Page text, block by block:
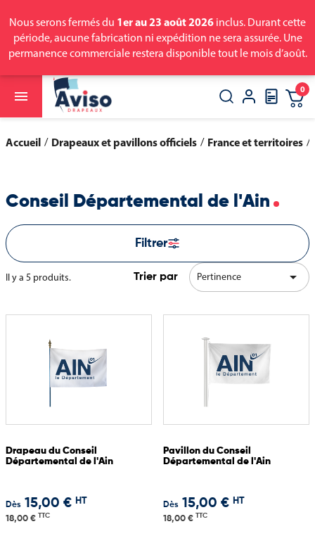
Nous serons fermés du 1er au 23 août 2026 inclus. Durant cette
période, aucune fabrication ni expédition ne sera assurée. Une
permanence commerciale restera disponible tout le mois d’août.
 0
search
Accueil Drapeaux et pavillons officiels France et territoires
Conseil Départemental de l'Ain
Filtrer
Il y a 5 produits. Trier par Pertinence 
Drapeau du Conseil
Départemental de l'Ain
Dès 15,00 € HT
18,00 € TTC
Pavillon du Conseil
Départemental de l'Ain
Dès 15,00 € HT
18,00 € TTC